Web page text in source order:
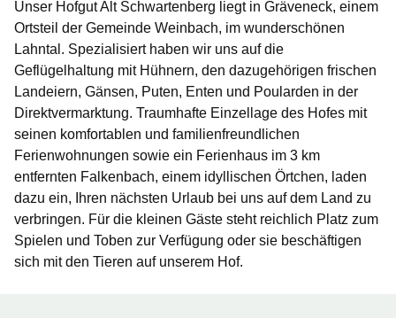
Unser Hofgut Alt Schwartenberg liegt in Gräveneck, einem
Ortsteil der Gemeinde Weinbach, im wunderschönen
Lahntal. Spezialisiert haben wir uns auf die
Geflügelhaltung mit Hühnern, den dazugehörigen frischen
Landeiern, Gänsen, Puten, Enten und Poularden in der
Direktvermarktung. Traumhafte Einzellage des Hofes mit
seinen komfortablen und familienfreundlichen
Ferienwohnungen sowie ein Ferienhaus im 3 km
entfernten Falkenbach, einem idyllischen Örtchen, laden
dazu ein, Ihren nächsten Urlaub bei uns auf dem Land zu
verbringen. Für die kleinen Gäste steht reichlich Platz zum
Spielen und Toben zur Verfügung oder sie beschäftigen
sich mit den Tieren auf unserem Hof.